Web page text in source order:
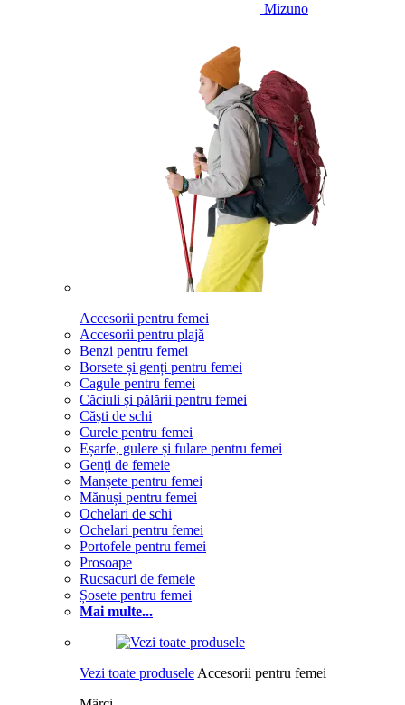
Mizuno
Accesorii pentru femei
Accesorii pentru plajă
Benzi pentru femei
Borsete și genți pentru femei
Cagule pentru femei
Căciuli și pălării pentru femei
Căști de schi
Curele pentru femei
Eșarfe, gulere și fulare pentru femei
Genți de femeie
Manșete pentru femei
Mănuși pentru femei
Ochelari de schi
Ochelari pentru femei
Portofele pentru femei
Prosoape
Rucsacuri de femeie
Șosete pentru femei
Mai multe...
Vezi toate produsele Accesorii pentru femei